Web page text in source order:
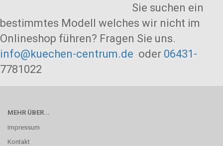
Sie suchen ein
bestimmtes Modell welches wir nicht im
Onlineshop führen? Fragen Sie uns.
info@kuechen-centrum.de oder 06431-
7781022
MEHR ÜBER...
Impressum
Kontakt